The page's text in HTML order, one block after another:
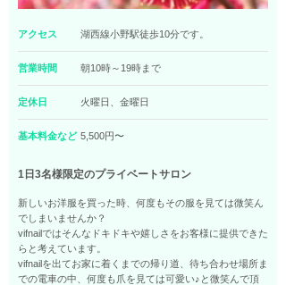
アクセス 湖西線小野駅徒歩10分です。
営業時間 朝10時～19時まで
定休日 火曜日、金曜日
基本料金など 5,500円〜
1日3名様限定のプライベートサロン
新しいお洋服を買った時、何度もその服を見ては微笑ん
でしまいませんか？
vifnailではそんなドキドキや嬉しさをお客様に提供できた
らと考えています。
vifnailを出てお家に着くまでの帰り道、待ち合わせ場所ま
での電車の中、何度も爪を見ては可愛い♪と微笑んで頂